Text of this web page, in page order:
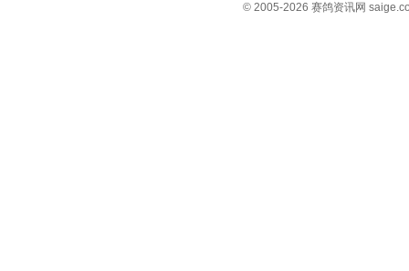
© 2005-2026 赛鸽资讯网